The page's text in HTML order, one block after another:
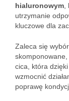
hialuronowym
utrzymanie
kluczowe dla
Zaleca się
skomponowane,
cica, która
wzmocnić
poprawę